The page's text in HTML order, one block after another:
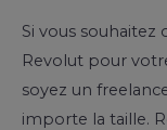
Si vous
Revolut pour
soyez un
importe la taille.